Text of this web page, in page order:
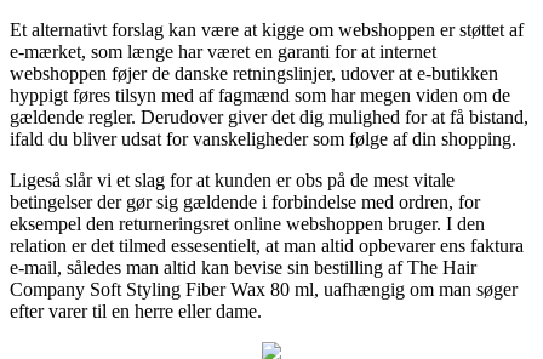
Et alternativt forslag kan være at kigge om webshoppen er støttet af
e-mærket, som længe har været en garanti for at internet
webshoppen føjer de danske retningslinjer, udover at e-butikken
hyppigt føres tilsyn med af fagmænd som har megen viden om de
gældende regler. Derudover giver det dig mulighed for at få bistand,
ifald du bliver udsat for vanskeligheder som følge af din shopping.
Ligeså slår vi et slag for at kunden er obs på de mest vitale
betingelser der gør sig gældende i forbindelse med ordren, for
eksempel den returneringsret online webshoppen bruger. I den
relation er det tilmed essesentielt, at man altid opbevarer ens faktura
e-mail, således man altid kan bevise sin bestilling af The Hair
Company Soft Styling Fiber Wax 80 ml, uafhængig om man søger
efter varer til en herre eller dame.